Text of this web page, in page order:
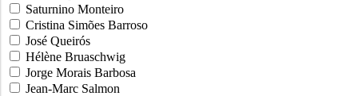
Saturnino Monteiro
Cristina Simões Barroso
José Queirós
Hélène Bruaschwig
Jorge Morais Barbosa
Jean-Marc Salmon